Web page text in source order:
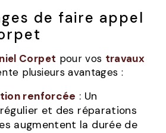
Corpet pour vos travaux
plusieurs avantages :
renforcée : Un
et des réparations
augmentent la durée de